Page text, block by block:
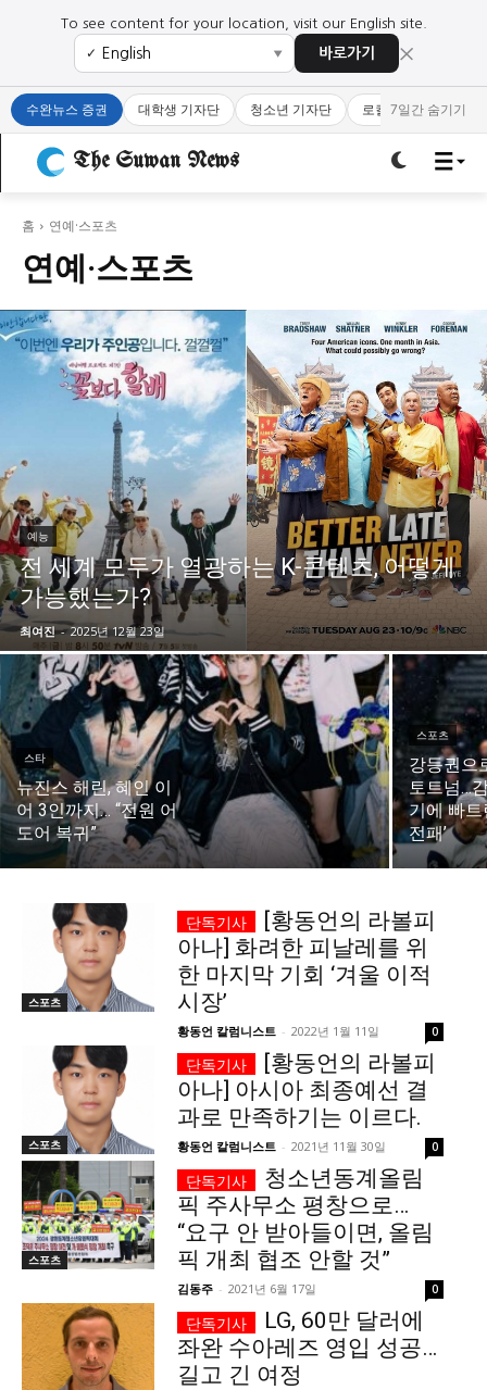
로그인하세요
주요 뉴스
문화 과학·미디어 연예
오피니언 & 특집
특집 기사 바로가기 : 청소년· 청년
사설/칼럼
시 문학 (문학산책)
보도 사진 정치 사회 경제 트렌드
지역 & 글로벌 뉴스
서울전역 인천지역 경기지역
강원지역
충청지역
세종지역 경상지역
전라지역
제주지역
부산/울산 대전지역 지방정가
ENG 中文 日文
커뮤니티
자유게시판 미니게임 운세 풀이
서비스 & 앱
수완뉴스 추천 서비스
스토어
멤버십 소개 이니셔티브
커리어
기자단 참여
저널리즘 바이브
출판서비스
보도자료 작성 서비스
스위프트 하이브
라라프레스
오픈미트
로그인하세요
주요 뉴스
문화 과학·미디어 연예
오피니언 & 특집
특집 기사 바로가기 : 청소년· 청년
사설/칼럼
시 문학 (문학산책)
보도 사진 정치 사회 경제 트렌드
지역 & 글로벌 뉴스
서울전역 인천지역 경기지역 강원지역
충청지역 세종지역 경상지역
전라지역
제주지역
부산/울산 대전지역 지방정가
ENG 中文 日文
커뮤니티
자유게시판 미니게임 운세 풀이
서비스 & 앱
수완뉴스 추천 서비스
스토어
멤버십 소개 이니셔티브
커리어
기자단 참여
저널리즘 바이브
출판서비스
보도자료 작성 서비스
스위프트 하이브
라라프레스
오픈미트
To see content for your location, visit our English site.
✓ ▼ 바로가기 ×
수완뉴스 증권 대학생 기자단 청소년 기자단 로컬 큐레이터
7일간 숨기기
The Suwan News
홈 연예·스포츠
연예·스포츠
예능
전 세계 모두가 열광하는 K-콘텐츠, 어떻게
가능했는가?
최여진 - 2025년 12월 23일
스타
뉴진스 해린, 혜인 이
어 3인까지… “전원 어
도어 복귀”
스포츠
강등권으
토트넘…
기에 빠트
전패’
스포츠
[황동언의 라볼피
아나] 화려한 피날레를 위
한 마지막 기회 ‘겨울 이적
시장’
황동언 칼럼니스트 - 2022년 1월 11일 0
스포츠
[황동언의 라볼피
아나] 아시아 최종예선 결
과로 만족하기는 이르다.
황동언 칼럼니스트 - 2021년 11월 30일 0
스포츠
청소년동계올림
픽 주사무소 평창으로…
“요구 안 받아들이면, 올림
픽 개최 협조 안할 것”
김동주 - 2021년 6월 17일 0
LG, 60만 달러에
좌완 수아레즈 영입 성공…
길고 긴 여정